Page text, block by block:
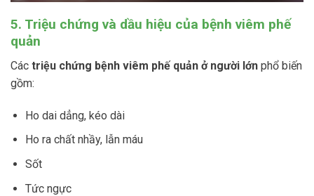
5. Triệu chứng và dầu hiệu của bệnh viêm phế
quản
Các triệu chứng bệnh viêm phế quản ở người lớn phổ biến
gồm:
Ho dai dẳng, kéo dài
Ho ra chất nhầy, lẫn máu
Sốt
Tức ngực